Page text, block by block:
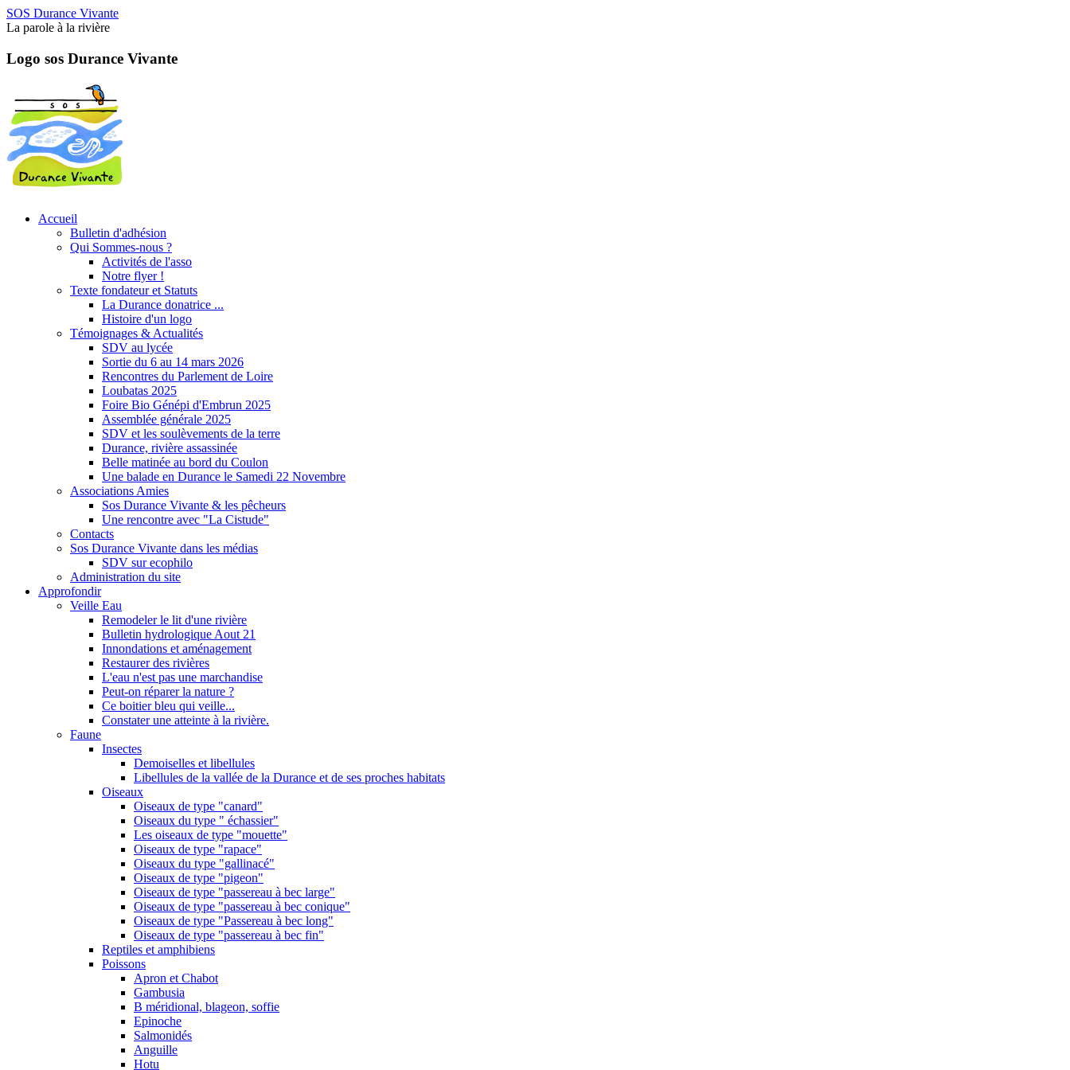
SOS Durance Vivante
La parole à la rivière
Logo sos Durance Vivante
Accueil
Bulletin d'adhésion
Qui Sommes-nous ?
Activités de l'asso
Notre flyer !
Texte fondateur et Statuts
La Durance donatrice ...
Histoire d'un logo
Témoignages & Actualités
SDV au lycée
Sortie du 6 au 14 mars 2026
Rencontres du Parlement de Loire
Loubatas 2025
Foire Bio Génépi d'Embrun 2025
Assemblée générale 2025
SDV et les soulèvements de la terre
Durance, rivière assassinée
Belle matinée au bord du Coulon
Une balade en Durance le Samedi 22 Novembre
Associations Amies
Sos Durance Vivante & les pêcheurs
Une rencontre avec "La Cistude"
Contacts
Sos Durance Vivante dans les médias
SDV sur ecophilo
Administration du site
Approfondir
Veille Eau
Remodeler le lit d'une rivière
Bulletin hydrologique Aout 21
Innondations et aménagement
Restaurer des rivières
L'eau n'est pas une marchandise
Peut-on réparer la nature ?
Ce boitier bleu qui veille...
Constater une atteinte à la rivière.
Faune
Insectes
Demoiselles et libellules
Libellules de la vallée de la Durance et de ses proches habitats
Oiseaux
Oiseaux de type "canard"
Oiseaux du type " échassier"
Les oiseaux de type "mouette"
Oiseaux de type "rapace"
Oiseaux du type "gallinacé"
Oiseaux de type "pigeon"
Oiseaux de type "passereau à bec large"
Oiseaux de type "passereau à bec conique"
Oiseaux de type "Passereau à bec long"
Oiseaux de type "passereau à bec fin"
Reptiles et amphibiens
Poissons
Apron et Chabot
Gambusia
B méridional, blageon, soffie
Epinoche
Salmonidés
Anguille
Hotu